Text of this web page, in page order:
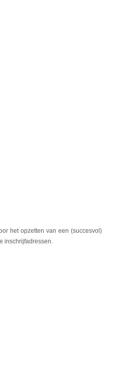
het opzetten van een (succesvol)
inschrijfadressen.